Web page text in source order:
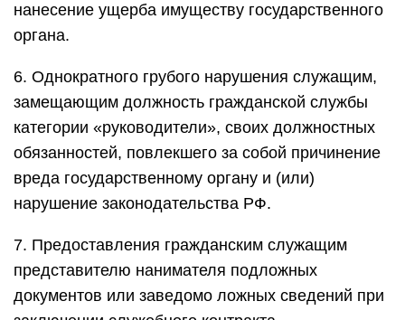
нанесение ущерба имуществу государственного
органа.
6. Однократного грубого нарушения служащим,
замещающим должность гражданской службы
категории «руководители», своих должностных
обязанностей, повлекшего за собой причинение
вреда государственному органу и (или)
нарушение законодательства РФ.
7. Предоставления гражданским служащим
представителю нанимателя подложных
документов или заведомо ложных сведений при